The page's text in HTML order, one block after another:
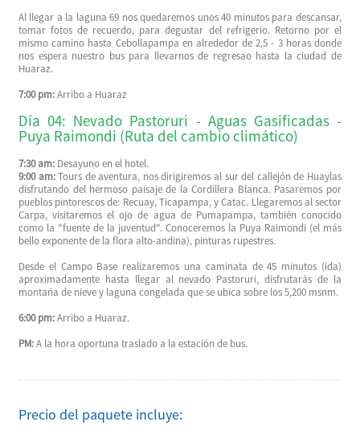
Al llegar a la laguna 69 nos quedaremos unos 40 minutos para descansar,
tomar fotos de recuerdo, para degustar del refrigerio. Retorno por el
mismo camino hasta Cebollapampa en alrededor de 2,5 - 3 horas donde
nos espera nuestro bus para llevarnos de regresao hasta la ciudad de
Huaraz.
7:00 pm:Arribo a Huaraz
Día 04: Nevado Pastoruri - Aguas Gasificadas -
Puya Raimondi (Ruta del cambio climático)
7:30 am: Desayuno en el hotel.
9:00 am:Tours de aventura, nos dirigiremos al sur del callejón de Huaylas
disfrutando del hermoso paisaje de la Cordillera Blanca. Pasaremos por
pueblos pintorescos de: Recuay, Ticapampa, y Catac. Llegaremos al sector
Carpa, visitaremos el ojo de agua de Pumapampa, también conocido
como la "fuente de la juventud". Conoceremos la Puya Raimondi (el más
bello exponente de la flora alto-andina), pinturas rupestres.
Desde el Campo Base realizaremos una caminata de 45 minutos (ida)
aproximadamente hasta llegar al nevado Pastoruri, disfrutarás de la
montaña de nieve y laguna congelada que se ubica sobre los 5,200 msnm.
6:00 pm:Arribo a Huaraz.
PM:A la hora oportuna traslado a la estación de bus.
Precio del paquete incluye: